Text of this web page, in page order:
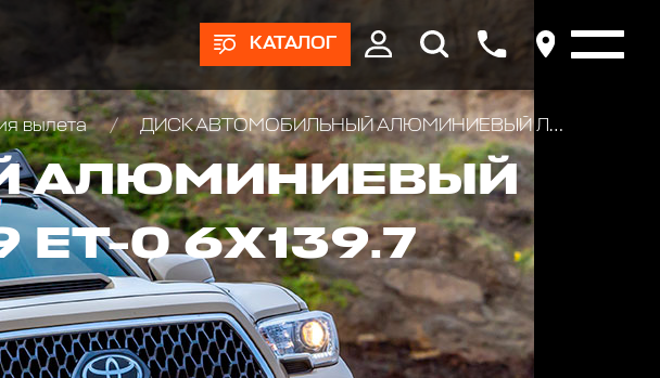
КАТАЛОГ
вылета ДИСК АВТОМОБИЛЬНЫЙ АЛЮМИНИЕВЫЙ ЛИТОЙ CTF 220-8 R18х9 ET-0 6X139.7 ЦО-110.1
АЛЮМИНИЕВЫЙ
ET-0 6X139.7